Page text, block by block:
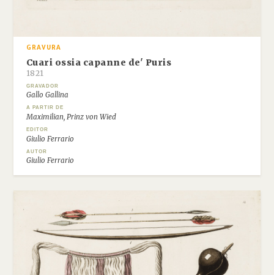
GRAVURA
Cuari ossia capanne de' Puris
1821
GRAVADOR
Gallo Gallina
A PARTIR DE
Maximilian, Prinz von Wied
EDITOR
Giulio Ferrario
AUTOR
Giulio Ferrario